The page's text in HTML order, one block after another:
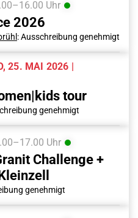
Uhr
2026
: Ausschreibung genehmigt
25. MAI 2026 |
tour
genehmigt
Uhr
Challenge +
genehmigt